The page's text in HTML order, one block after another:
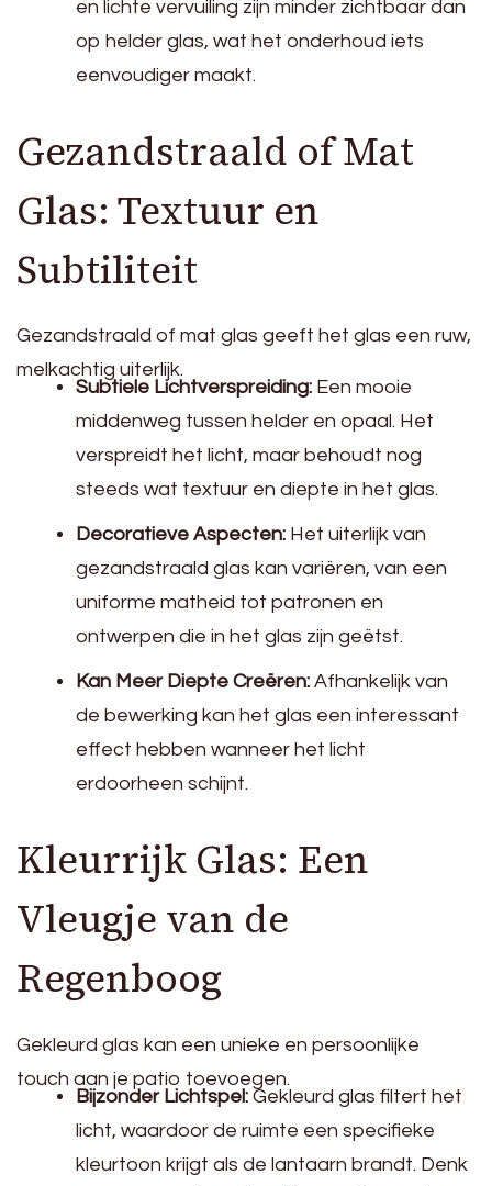
en lichte vervuiling zijn minder zichtbaar dan
op helder glas, wat het onderhoud iets
eenvoudiger maakt.
Gezandstraald of Mat
Glas: Textuur en
Subtiliteit
Gezandstraald of mat glas geeft het glas een ruw,
melkachtig uiterlijk.
Subtiele Lichtverspreiding: Een mooie
middenweg tussen helder en opaal. Het
verspreidt het licht, maar behoudt nog
steeds wat textuur en diepte in het glas.
Decoratieve Aspecten: Het uiterlijk van
gezandstraald glas kan variëren, van een
uniforme matheid tot patronen en
ontwerpen die in het glas zijn geëtst.
Kan Meer Diepte Creëren: Afhankelijk van
de bewerking kan het glas een interessant
effect hebben wanneer het licht
erdoorheen schijnt.
Kleurrijk Glas: Een
Vleugje van de
Regenboog
Gekleurd glas kan een unieke en persoonlijke
touch aan je patio toevoegen.
Bijzonder Lichtspel: Gekleurd glas filtert het
licht, waardoor de ruimte een specifieke
kleurtoon krijgt als de lantaarn brandt. Denk